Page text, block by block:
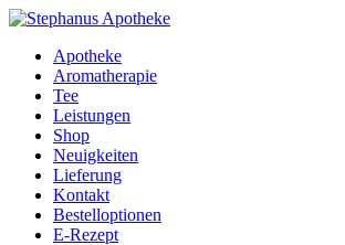
Apotheke
Aromatherapie
Tee
Leistungen
Shop
Neuigkeiten
Lieferung
Kontakt
Bestelloptionen
E-Rezept